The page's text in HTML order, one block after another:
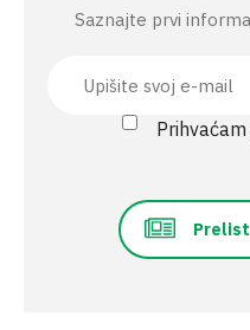
Saznajte prvi